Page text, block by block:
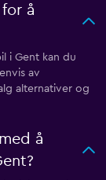
å
i Gent kan du
av
alternativer og
å